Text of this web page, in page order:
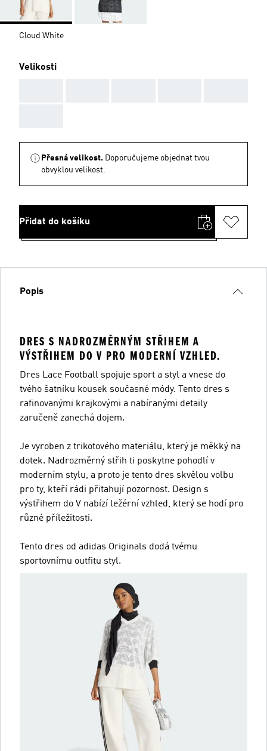
Cloud White
Velikosti
Přesná velikost. Doporučujeme objednat tvou
obvyklou velikost.
Přidat do košíku
Popis
DRES S NADROZMĚRNÝM STŘIHEM A
VÝSTŘIHEM DO V PRO MODERNÍ VZHLED.
Dres Lace Football spojuje sport a styl a vnese do
tvého šatníku kousek současné módy. Tento dres s
rafinovanými krajkovými a nabíranými detaily
zaručeně zanechá dojem.
Je vyroben z trikotového materiálu, který je měkký na
dotek. Nadrozměrný střih ti poskytne pohodlí v
moderním stylu, a proto je tento dres skvělou volbu
pro ty, kteří rádi přitahují pozornost. Design s
výstřihem do V nabízí ležérní vzhled, který se hodí pro
různé příležitosti.
Tento dres od adidas Originals dodá tvému
sportovnímu outfitu styl.